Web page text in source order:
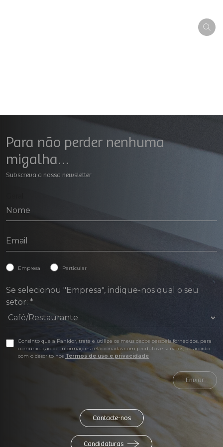
Para não perder nenhuma
migalha…
Subscreva a nossa newsletter
Empresa Particular
Se selecionou "Empresa", indique-nos qual o seu
setor: *
Consinto que a Panidor, trate e utilize os meus dados pessoais fornecidos, para
comunicação de informações relacionadas com produtos e serviços, de acordo
com o descrito nos Termos de uso e privacidade
Enviar
Contacte-nos
Candidaturas